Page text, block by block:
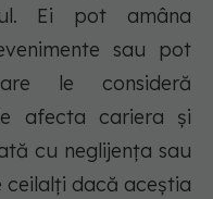
Ei pot amâna
sau pot
le consideră
afecta cariera și
cu neglijența sau
ceilalți dacă aceștia